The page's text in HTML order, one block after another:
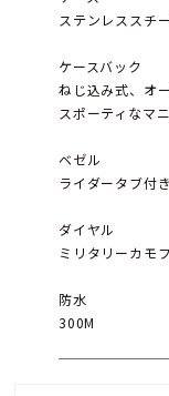
ステンレススチ
ケースバック
ねじ込み式、オ
スポーティなマ
ベゼル
ライダータブ付
ダイヤル
ミリタリーカモ
防水
300M